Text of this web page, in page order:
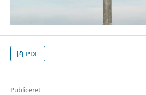
PDF
Publiceret